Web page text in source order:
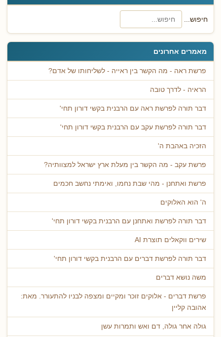
חיפוש...
מאמרים אחרונים
פרשת ראה - מה הקשר בין ראייה - לשליחותו של אדם?
הראיה - לדרך טובה
דבר תורה לפרשת ראה עם הרבנית בקשי דורון תחי'
דבר תורה לפרשת עקב עם הרבנית בקשי דורון תחי'
הזכיה באהבת ה'
פרשת עקב - מה הקשר בין מעלת ארץ ישראל למצוותיה?
פרשת ואתחנן - מהי שבת נחמו, ואימתי נחשב חכמים
ה' הוא האלוקים
דבר תורה לפרשת ואתחנן עם הרבנית בקשי דורון תחי'
שירים ווקאלים תוצרת AI
דבר תורה לפרשת דברים עם הרבנית בקשי דורון תחי'
משה נושא דברים
פרשת דברים - אלוקים זוכר ומקיים ומצפה לבניו להתעורר. מאת:
אהובה קליין
גולה אחר גולה, דם ואש ותמרות עשן